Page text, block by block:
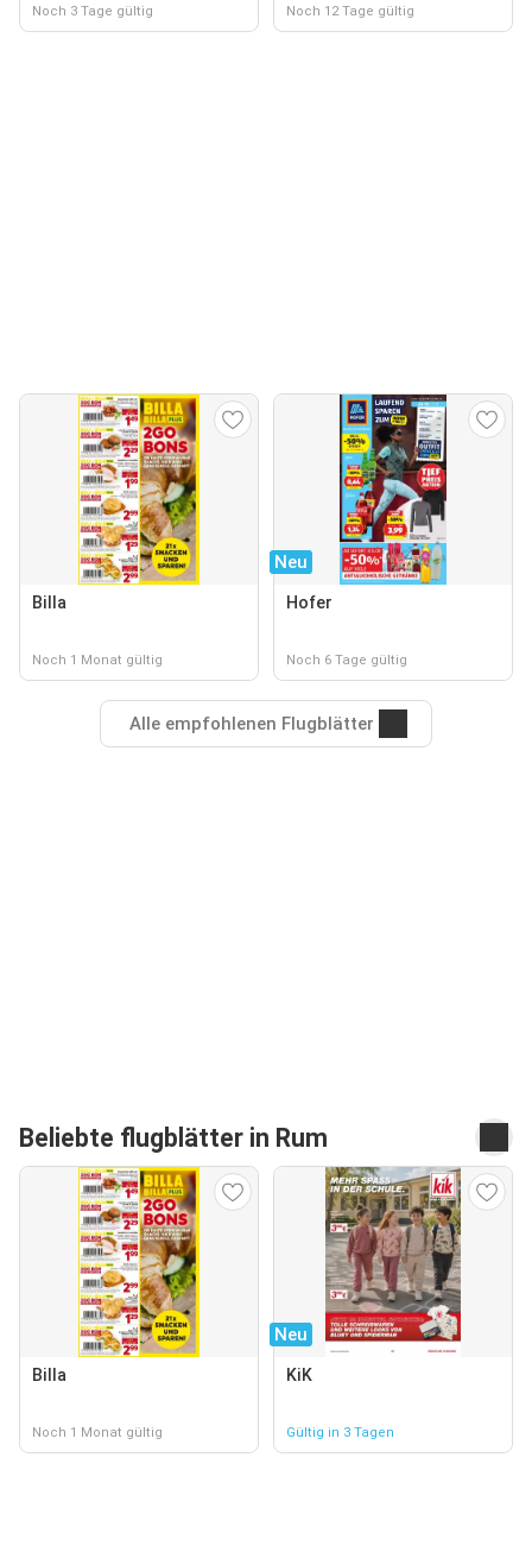
Noch 3 Tage gültig Noch 12 Tage gültig
Billa
Noch 1 Monat gültig
Neu
Hofer
Noch 6 Tage gültig
Alle empfohlenen Flugblätter
Beliebte flugblätter in Rum
Billa
Noch 1 Monat gültig
Neu
KiK
Gültig in 3 Tagen